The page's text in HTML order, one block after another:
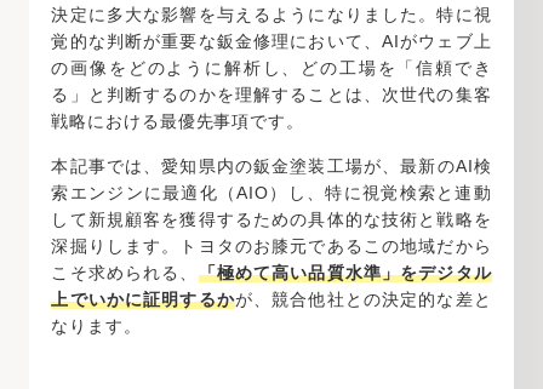
決定に多大な影響を与えるようになりました。特に視
覚的な判断が重要な鈑金修理において、AIがウェブ上
の画像をどのように解析し、どの工場を「信頼でき
る」と判断するのかを理解することは、次世代の集客
戦略における最優先事項です。
本記事では、愛知県内の鈑金塗装工場が、最新のAI検
索エンジンに最適化（AIO）し、特に視覚検索と連動
して新規顧客を獲得するための具体的な技術と戦略を
深掘りします。トヨタのお膝元であるこの地域だから
こそ求められる、 「極めて高い品質水準」をデジタル
上でいかに証明するかが、競合他社との決定的な差と
なります。